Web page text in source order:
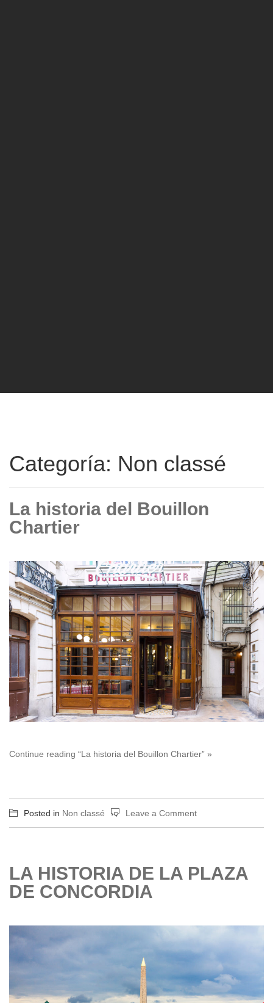
Categoría: Non classé
La historia del Bouillon
Chartier
Continue reading “La historia del Bouillon Chartier” »
Posted in Non classé Leave a Comment
La
Bouillon
LA HISTORIA DE LA PLAZA
DE CONCORDIA